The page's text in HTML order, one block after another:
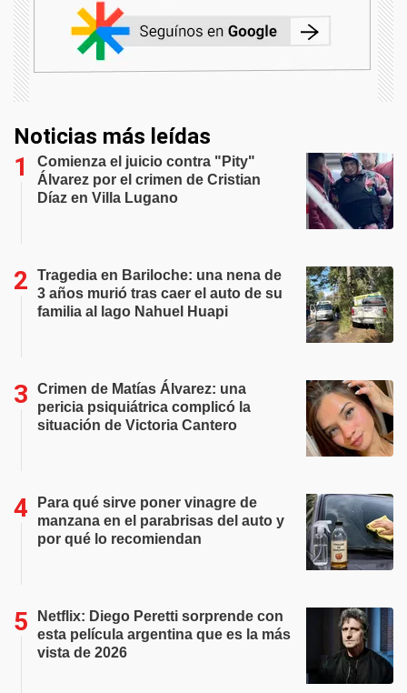
Noticias más leídas
Comienza el juicio contra "Pity"
Álvarez por el crimen de Cristian
Díaz en Villa Lugano
Tragedia en Bariloche: una nena de
3 años murió tras caer el auto de su
familia al lago Nahuel Huapi
Crimen de Matías Álvarez: una
pericia psiquiátrica complicó la
situación de Victoria Cantero
Para qué sirve poner vinagre de
manzana en el parabrisas del auto y
por qué lo recomiendan
Netflix: Diego Peretti sorprende con
esta película argentina que es la más
vista de 2026